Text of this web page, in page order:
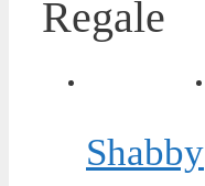
Regale
Shabby